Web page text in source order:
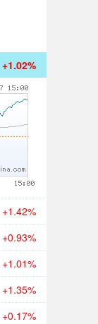
+1.02%
+1.42%
+0.93%
+1.01%
+1.35%
+0.17%